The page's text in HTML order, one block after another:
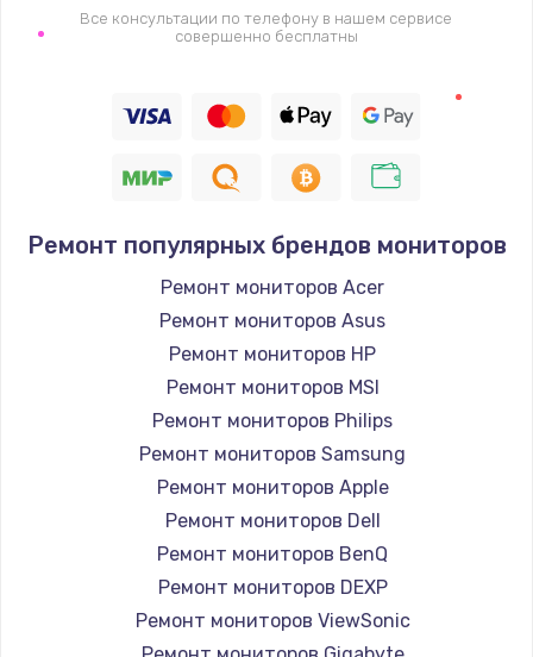
1400 руб.
Заказать
Восстановление цепи питания, пайка
880 руб.
Программный ремонт/прошивка
Заказать
Замена Bluetooth/Wi-Fi модуля
800 руб.
Заказать
Замена картридера
890 руб.
Все консультации по телефону в нашем сервисе
совершенно бесплатны
Ремонт популярных брендов мониторов
Ремонт мониторов Acer
Ремонт мониторов Asus
Ремонт мониторов HP
Ремонт мониторов MSI
Ремонт мониторов Philips
Ремонт мониторов Samsung
Ремонт мониторов Apple
Ремонт мониторов Dell
Ремонт мониторов BenQ
Ремонт мониторов DEXP
Ремонт мониторов ViewSonic